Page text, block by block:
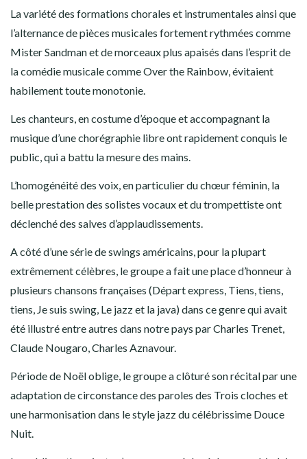
La variété des formations chorales et instrumentales ainsi que
l’alternance de pièces musicales fortement rythmées comme
Mister Sandman et de morceaux plus apaisés dans l’esprit de
la comédie musicale comme Over the Rainbow, évitaient
habilement toute monotonie.
Les chanteurs, en costume d’époque et accompagnant la
musique d’une chorégraphie libre ont rapidement conquis le
public, qui a battu la mesure des mains.
L’homogénéité des voix, en particulier du chœur féminin, la
belle prestation des solistes vocaux et du trompettiste ont
déclenché des salves d’applaudissements.
A côté d’une série de swings américains, pour la plupart
extrêmement célèbres, le groupe a fait une place d’honneur à
plusieurs chansons françaises (Départ express, Tiens, tiens,
tiens, Je suis swing, Le jazz et la java) dans ce genre qui avait
été illustré entre autres dans notre pays par Charles Trenet,
Claude Nougaro, Charles Aznavour.
Période de Noël oblige, le groupe a clôturé son récital par une
adaptation de circonstance des paroles des Trois cloches et
une harmonisation dans le style jazz du célébrissime Douce
Nuit.